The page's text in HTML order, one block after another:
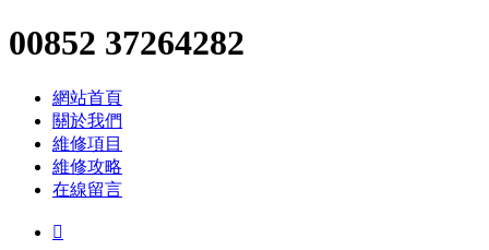
00852 37264282
網站首頁
關於我們
維修項目
維修攻略
在線留言
